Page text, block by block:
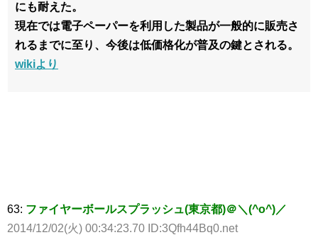
にも耐えた。
現在では電子ペーパーを利用した製品が一般的に販売さ
れるまでに至り、今後は低価格化が普及の鍵とされる。
wikiより
63: ファイヤーボールスプラッシュ(東京都)＠＼(^o^)／
2014/12/02(火) 00:34:23.70 ID:3Qfh44Bq0.net